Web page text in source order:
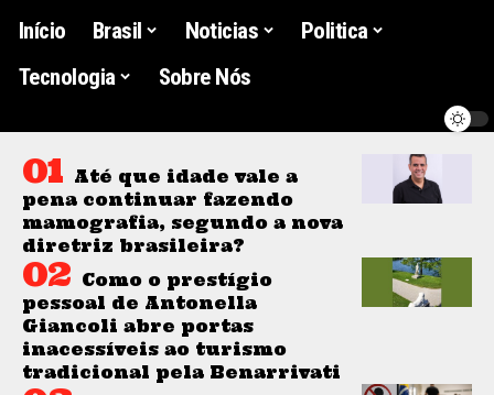
Início Brasil Noticias
Politica
Tecnologia
Sobre Nós
Até que idade vale a
pena continuar fazendo
mamografia, segundo a nova
diretriz brasileira?
Como o prestígio
pessoal de Antonella
Giancoli abre portas
inacessíveis ao turismo
tradicional pela Benarrivati